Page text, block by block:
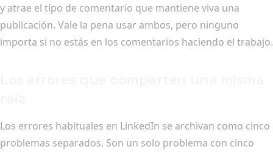
y atrae el tipo de comentario que mantiene viva una
publicación. Vale la pena usar ambos, pero ninguno
importa si no estás en los comentarios haciendo el trabajo.
Los errores habituales en LinkedIn se archivan como cinco
problemas separados. Son un solo problema con cinco